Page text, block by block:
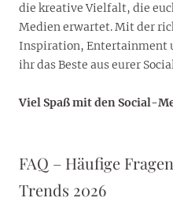
die kreative Vielfalt, die
Medien erwartet. Mit der
Inspiration, Entertainment
ihr das Beste aus eurer
Viel Spaß mit den Social-
FAQ – Häufige
Trends 2026